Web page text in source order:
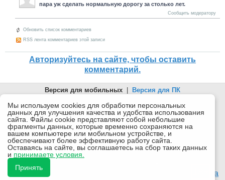
пара уж сделать нормальную дорогу за столько лет.
Сообщить модератору
Обновить список комментариев
RSS лента комментариев этой записи
Авторизуйтесь на сайте, чтобы оставить
комментарий.
Версия для мобильных
Версия для ПК
© 2026 Беломорканал Северодвинск tv29.ru
Joomla!is Free Software released under the GNU General Public
License.
Mobile version byMobile Joomla!
Desktop Version
СИ "Информационное агентство "Беломорканал" регистрационный номер ЭЛ № ФС77-77001 от
массовых коммуникаций (Роскомнадзор). Учредитель: ООО "ТВ29". Главный редактор: Рудалев А.Г.
Беломорканал - новостной сайт Архангельской области: новости Северодвинска, новости поморья,
Все права на материалы, опубликованные на сайте, защищены в соответствии с российским и
Мы используем cookies для обработки персональных
данных для улучшения качества и удобства использования
сайта. Файлы cookie представляют собой небольшие
фрагменты данных, которые временно сохраняются на
вашем компьютере или мобильном устройстве, и
обеспечивают более эффективную работу сайта.
Оставаясь на сайте, вы соглашаетесь на сбор таких данных
и принимаете условия.
Принять